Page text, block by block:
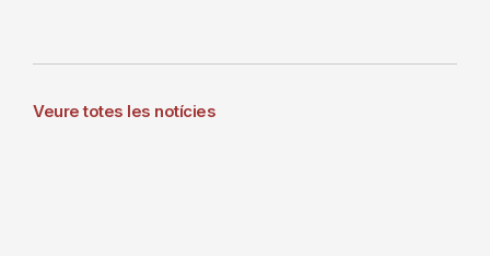
Veure totes les notícies